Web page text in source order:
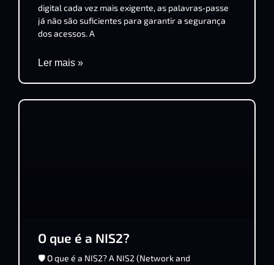
digital cada vez mais exigente, as palavras‑passe
já não são suficientes para garantir a segurança
dos acessos. A
Ler mais »
O que é a NIS2?
🛡️ O que é a NIS2? A NIS2 (Network and